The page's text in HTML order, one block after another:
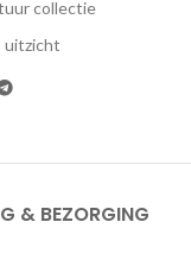
collectie
uitzicht
& BEZORGING